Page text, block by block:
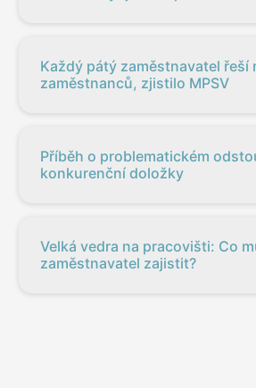
Každý pátý zaměstnavatel řeší
zaměstnanců, zjistilo MPSV
Příběh o problematickém
konkurenční doložky
Velká vedra na pracovišti: Co
zaměstnavatel zajistit?